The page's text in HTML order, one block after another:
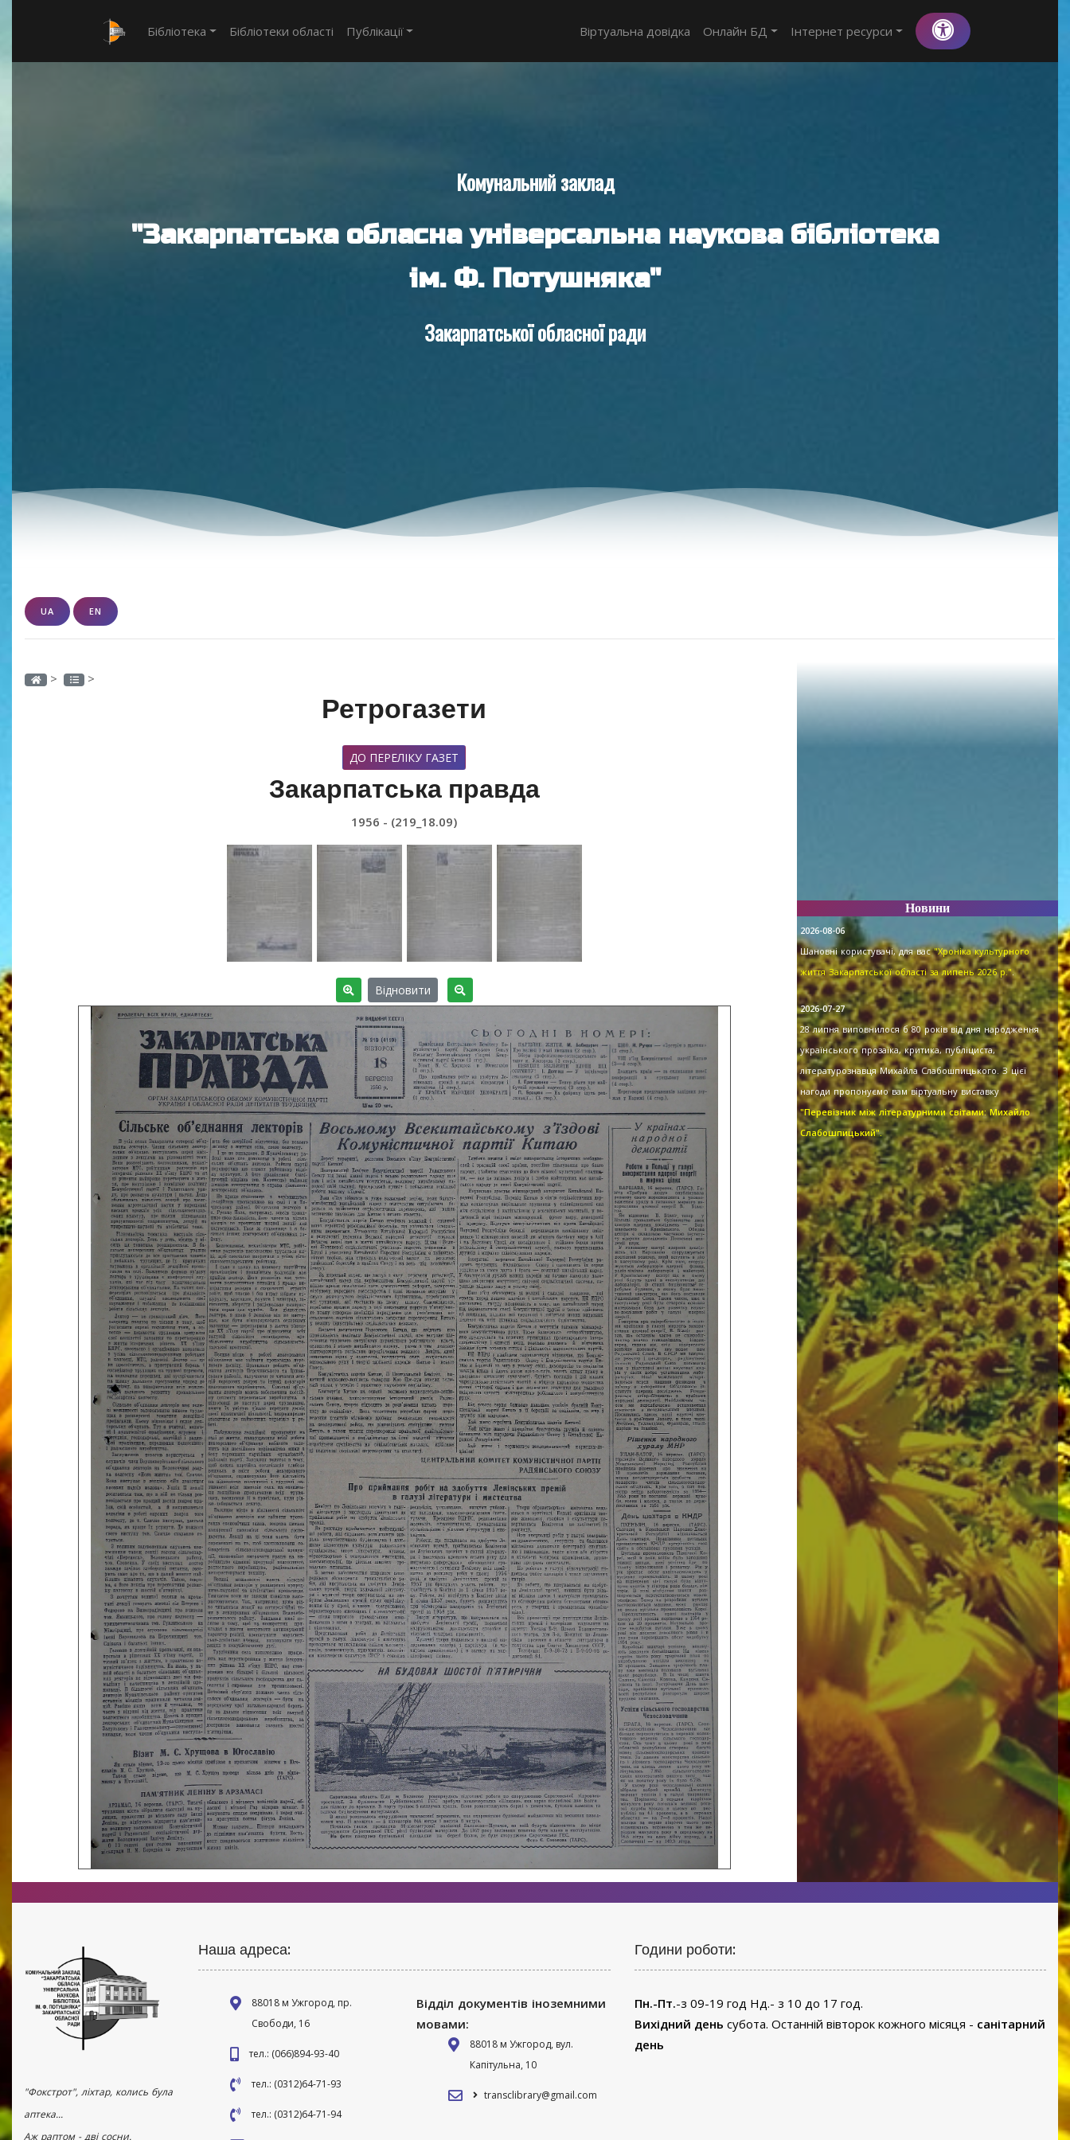
Бібліотека Бібліотеки області Публікації Віртуальна довідка Онлайн БД Інтернет ресурси
Комунальний заклад
"Закарпатська обласна універсальна наукова бібліотека
ім. Ф. Потушняка"
Закарпатської обласної ради
UA EN
> >
Ретрогазети
ДО ПЕРЕЛІКУ ГАЗЕТ
Закарпатська правда
1956 - (219_18.09)
Відновити
Новини
2026-08-06
Шановні користувачі, для вас"Хроніка культурного
життя Закарпатської області за липень 2026 р.".
2026-07-27
28 липня виповнилося б 80 років від дня народження
українського прозаїка, критика, публіциста,
літературознавця Михайла Слабошпицького. З цієї
нагоди пропонуємо вам віртуальну виставку
"Перевізник між літературними світами: Михайло
Слабошпицький".
"Фокстрот", ліхтар, колись була
аптека...
Аж раптом - дві сосни.
Наша адреса:
88018 м Ужгород, пр.
Свободи, 16
тел.: (066)894-93-40
тел.: (0312)64-71-93
тел.: (0312)64-71-94
Відділ документів іноземними
мовами:
88018 м Ужгород, вул.
Капітульна, 10
transclibrary@gmail.com
Години роботи:
Пн.-Пт.-з 09-19 год Нд.- з 10 до 17 год.
Вихідний день субота. Останній вівторок кожного місяця - санітарний
день